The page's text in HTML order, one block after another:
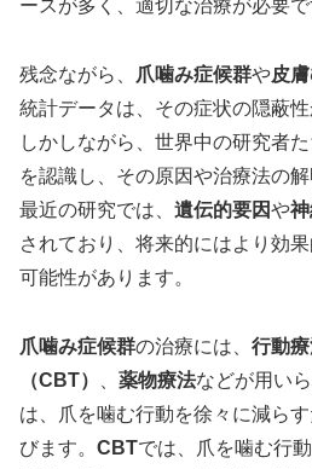
ースが多く、適切な治療が必要で
残念ながら、 爪噛み症候群や皮
統計データは、その症状の隠蔽性
しかしながら、世界中の研究者
を認識し、その原因や治療法の
最近の研究では、 遺伝的要因や
されており、将来的にはより効
可能性があります。
爪噛み症候群の治療には、 行動
（CBT）
薬物療法などが用いら
は、爪を噛む行動を徐々に減ら
びます。 CBTでは、爪を噛む行